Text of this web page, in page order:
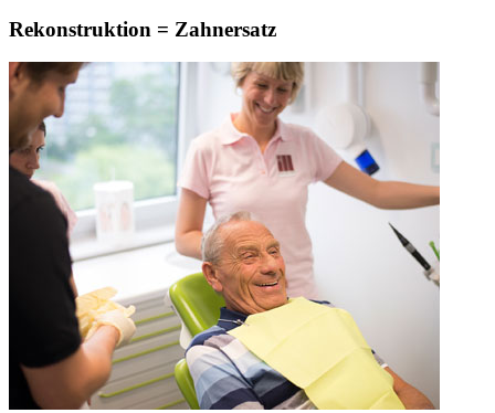
Rekonstruktion = Zahnersatz